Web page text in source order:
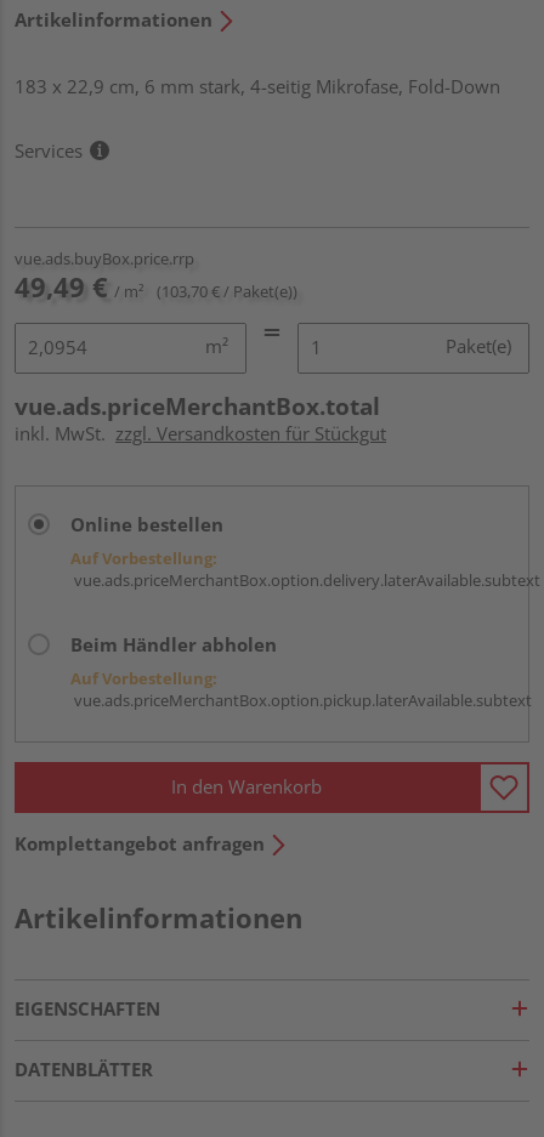
Artikelinformationen
183 x 22,9 cm, 6 mm stark, 4-seitig Mikrofase, Fold-Down
Services
vue.ads.buyBox.price.rrp
49,49 € / m² (103,70 € / Paket(e))
m² Paket(e)
vue.ads.priceMerchantBox.total
inkl. MwSt. zzgl. Versandkosten für Stückgut
Online bestellen
Auf Vorbestellung:
vue.ads.priceMerchantBox.option.delivery.laterAvailable.subtext
Beim Händler abholen
Auf Vorbestellung:
vue.ads.priceMerchantBox.option.pickup.laterAvailable.subtext
In den Warenkorb
Komplettangebot anfragen
Artikelinformationen
EIGENSCHAFTEN
DATENBLÄTTER